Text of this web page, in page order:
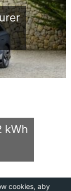
cookies, aby
kWh